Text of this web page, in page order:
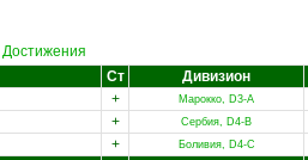
Достижения
Ст Дивизион
+
Марокко, D3-A
+
Сербия, D4-B
+ Боливия, D4-C